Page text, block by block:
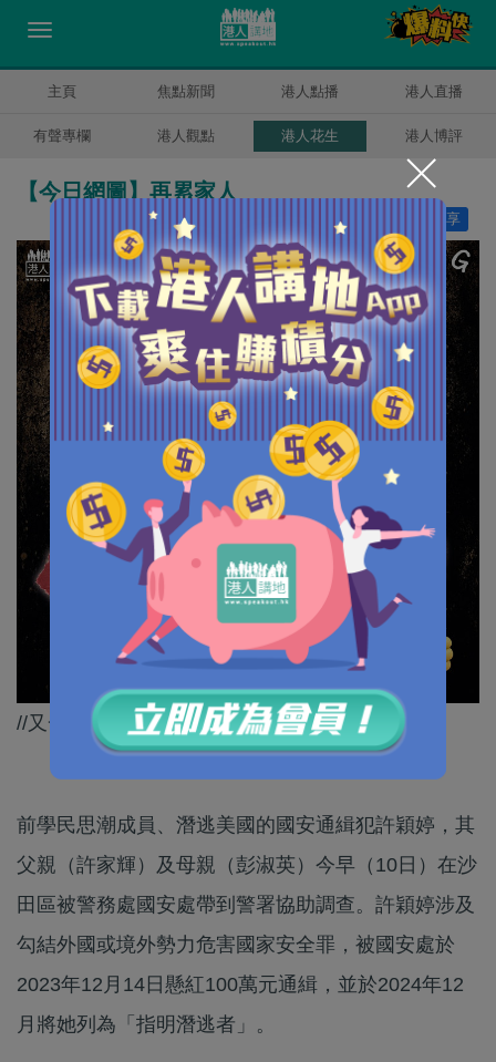
主頁 焦點新聞 港人點播 港人直播
有聲專欄 港人觀點 港人花生 港人博評
【今日網圖】再累家人
分享
//又一個連累家人嘅實例！//
前學民思潮成員、潛逃美國的國安通緝犯許穎婷，其
父親（許家輝）及母親（彭淑英）今早（10日）在沙
田區被警務處國安處帶到警署協助調查。許穎婷涉及
勾結外國或境外勢力危害國家安全罪，被國安處於
2023年12月14日懸紅100萬元通緝，並於2024年12
月將她列為「指明潛逃者」。